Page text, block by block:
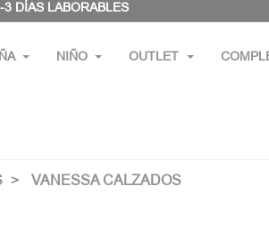
3 DÍAS LABORABLES
NIÑO OUTLET
VANESSA CALZADOS